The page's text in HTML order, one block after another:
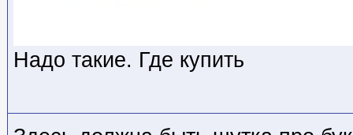
Надо такие. Где купить